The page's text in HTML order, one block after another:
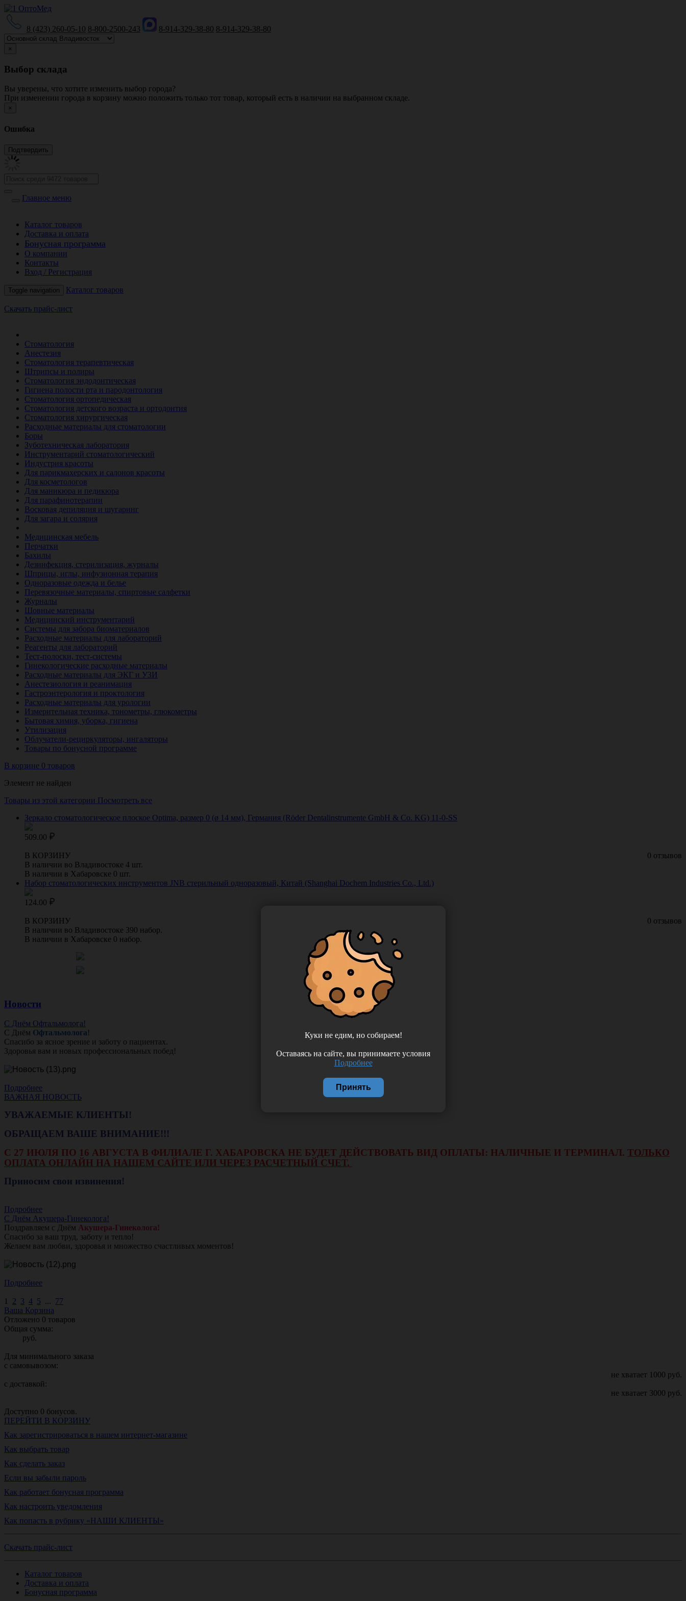
8 (423) 260-05-10 8-800-2500-243 8-914-329-38-80 8-914-329-38-80
×
Выбор склада
Вы уверены, что хотите изменить выбор города?
При изменении города в корзину можно положить только тот товар, который есть в наличии на выбранном складе.
×
Ошибка
Главное меню
Каталог товаров
Доставка и оплата
Бонусная программа
О компании
Контакты
Вход / Регистрация
Toggle navigation Каталог товаров
Скачать прайс-лист
Стоматология
Анестезия
Стоматология терапевтическая
Штрипсы и полиры
Стоматология эндодонтическая
Гигиена полости рта и пародонтология
Стоматология ортопедическая
Стоматология детского возраста и ортодонтия
Стоматология хирургическая
Расходные материалы для стоматологии
Боры
Зуботехническая лаборатория
Инструментарий стоматологический
Индустрия красоты
Для парикмахерских и салонов красоты
Для косметологов
Для маникюра и педикюра
Для парафинотерапии
Восковая депиляция и шугаринг
Для загара и солярия
Медицинская мебель
Перчатки
Бахилы
Дезинфекция, стерилизация, журналы
Шприцы, иглы, инфузионная терапия
Одноразовые одежда и белье
Перевязочные материалы, спиртовые салфетки
Журналы
Шовные материалы
Медицинский инструментарий
Системы для забора биоматериалов
Расходные материалы для лабораторий
Реагенты для лабораторий
Тест-полоски, тест-системы
Гинекологические расходные материалы
Расходные материалы для ЭКГ и УЗИ
Анестезиология и реанимация
Гастроэнтерология и проктология
Расходные материалы для урологии
Измерительная техника, тонометры, глюкометры
Бытовая химия, уборка, гигиена
Утилизация
Облучатели-рециркуляторы, ингаляторы
Товары по бонусной программе
В корзине 0 товаров
Элемент не найден
Товары из этой категории Посмотреть все
Зеркало стоматологическое плоское Optima, размер 0 (ø 14 мм), Германия (Röder Dentalinstrumente GmbH & Со. KG) 11-0-SS
509.00
0 отзывов
В КОРЗИНУ
В наличии во Владивостоке 4 шт.
В наличии в Хабаровске 0 шт.
Набор стоматологических инструментов JNB стерильный одноразовый, Китай (Shanghai Dochem Industries Co., Ltd.)
124.00
0 отзывов
В КОРЗИНУ
В наличии во Владивостоке 390 набор.
В наличии в Хабаровске 0 набор.
Новости
С Днём Офтальмолога!
С Днём Офтальмолога!
Спасибо за ясное зрение и заботу о пациентах.
Здоровья вам и новых профессиональных побед!
Подробнее
ВАЖНАЯ НОВОСТЬ
УВАЖАЕМЫЕ КЛИЕНТЫ!
ОБРАЩАЕМ ВАШЕ ВНИМАНИЕ!!!
С 27 ИЮЛЯ ПО 16 АВГУСТА В ФИЛИАЛЕ Г. ХАБАРОВСКА НЕ БУДЕТ ДЕЙСТВОВАТЬ ВИД ОПЛАТЫ: НАЛИЧНЫЕ И ТЕРМИНАЛ. ТОЛЬКО
ОПЛАТА ОНЛАЙН НА НАШЕМ САЙТЕ ИЛИ ЧЕРЕЗ РАСЧЕТНЫЙ СЧЕТ.
Приносим свои извинения!
Подробнее
С Днём Акушера-Гинеколога!
Поздравляем с Днём Акушера-Гинеколога!
Спасибо за ваш труд, заботу и тепло!
Желаем вам любви, здоровья и множество счастливых моментов!
Подробнее
1 2 3 4 5 ... 77
Ваша Корзина
Отложено 0 товаров
Общая сумма:
руб.
Для минимального заказа
с самовывозом:
не хватает 1000 руб.
с доставкой:
не хватает 3000 руб.
Доступно 0 бонусов.
ПЕРЕЙТИ В КОРЗИНУ
Как зарегистрироваться в нашем интернет-магазине
Как выбрать товар
Как сделать заказ
Если вы забыли пароль
Как работает бонусная программа
Как настроить уведомления
Как попасть в рубрику «НАШИ КЛИЕНТЫ»
Скачать прайс-лист
Каталог товаров
Доставка и оплата
Бонусная программа
Куки не едим, но собираем!
Оставаясь на сайте, вы принимаете условия
Подробнее
Принять